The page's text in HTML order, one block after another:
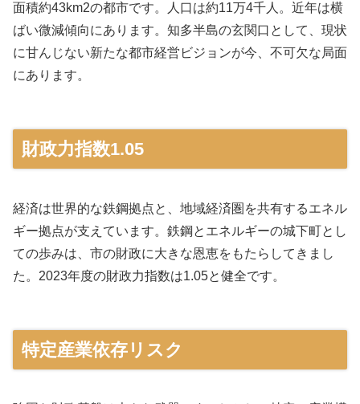
面積約43km2の都市です。人口は約11万4千人。近年は横
ばい微減傾向にあります。知多半島の玄関口として、現状
に甘んじない新たな都市経営ビジョンが今、不可欠な局面
にあります。
財政力指数1.05
経済は世界的な鉄鋼拠点と、地域経済圏を共有するエネル
ギー拠点が支えています。鉄鋼とエネルギーの城下町とし
ての歩みは、市の財政に大きな恩恵をもたらしてきまし
た。2023年度の財政力指数は1.05と健全です。
特定産業依存リスク